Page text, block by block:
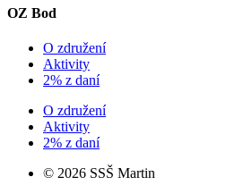
OZ Bod
O združení
Aktivity
2% z daní
O združení
Aktivity
2% z daní
© 2026 SSŠ Martin